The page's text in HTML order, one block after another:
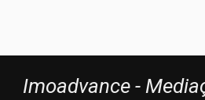
Imoadvance -